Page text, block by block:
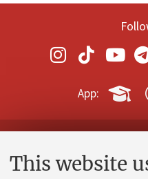
This website
App:
Contacts and